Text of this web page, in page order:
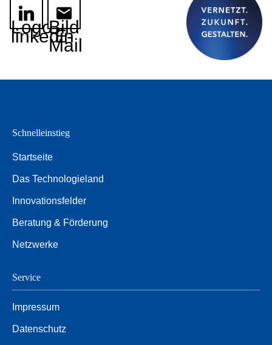
Logo
linkedin
Bild
E-
Mail
Schnelleinstieg
Startseite
Das Technologieland
Innovationsfelder
Beratung & Förderung
Netzwerke
Service
Impressum
Datenschutz